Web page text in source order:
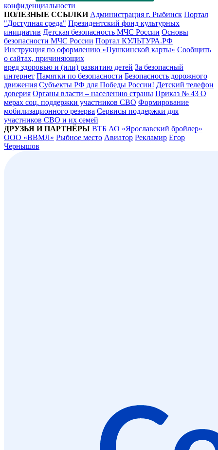
конфиденциальности
ПОЛЕЗНЫЕ ССЫЛКИ Администрация г. Рыбинск Портал
"Доступная среда" Президентский фонд культурных
инициатив Детская безопасность МЧС России Основы
безопасности МЧС России Портал КУЛЬТУРА.РФ
Инструкция по оформлению «Пушкинской карты» Сообщить
о сайтах, причиняющих
вред здоровью и (или) развитию детей За безопасный
интернет Памятки по безопасности Безопасность дорожного
движения Субъекты РФ для Победы России! Детский телефон
доверия Органы власти – населению страны Приказ № 43 О
мерах соц. поддержки участников СВО Формирование
мобилизационного резерва Сервисы поддержки для
участников СВО и их семей
ДРУЗЬЯ И ПАРТНЁРЫ ВТБ АО «Ярославский бройлер»
ООО «ВВМЛ» Рыбное место Авиатор Рекламир Егор
Чернышов